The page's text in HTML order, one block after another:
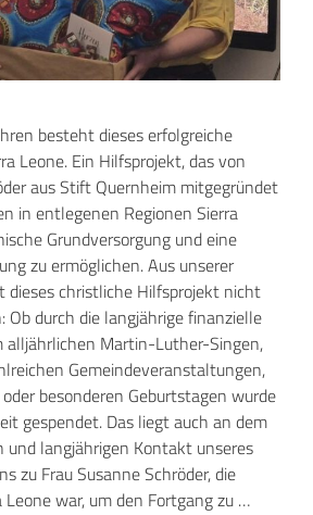
besteht dieses erfolgreiche
Leone. Ein Hilfsprojekt, das von
aus Stift Quernheim mitgegründet
in entlegenen Regionen Sierra
Grundversorgung und eine
zu ermöglichen. Aus unserer
dieses christliche Hilfsprojekt nicht
Ob durch die langjährige finanzielle
alljährlichen Martin-Luther-Singen,
Gemeindeveranstaltungen,
besonderen Geburtstagen wurde
gespendet. Das liegt auch an dem
und langjährigen Kontakt unseres
zu Frau Susanne Schröder, die
Leone war, um den Fortgang zu …